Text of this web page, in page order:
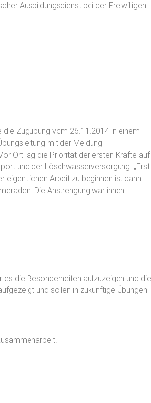
Ausbildungsdienst bei der Freiwilligen
die Zugübung vom 26.11.2014 in einem
mit der Meldung
Ort lag die Priorität der ersten Kräfte auf
und der Löschwasserversorgung. „Erst
eigentlichen Arbeit zu beginnen ist dann
Die Anstrengung war ihnen
die Besonderheiten aufzuzeigen und die
und sollen in zukünftige Übungen